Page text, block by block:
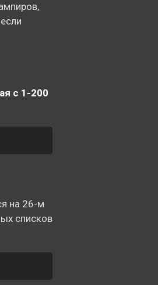
с 1-200
на 26-м
списков